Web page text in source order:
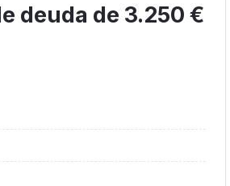
deuda de 3.250 €